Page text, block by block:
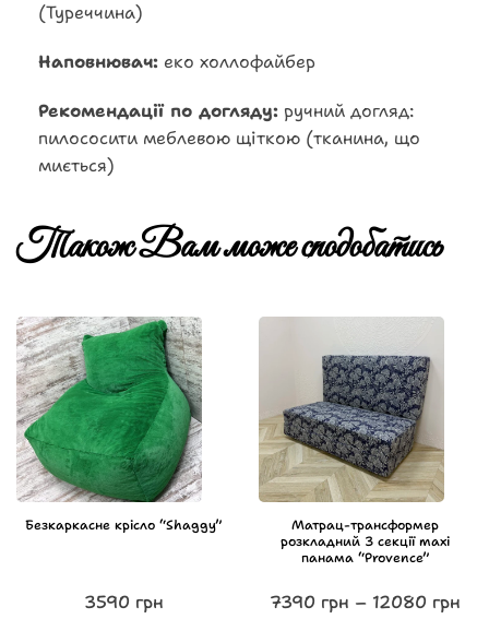
(Туреччина)
Наповнювач: еко холлофайбер
Рекомендації по догляду: ручний догляд:
пилососити меблевою щіткою (тканина, що
миється)
Також Вам може сподобатись
Безкаркасне крісло “Shaggy”
3590 грн
Матрац-трансформер
розкладний 3 секції maxi
панама “Provence”
7390 грн – 12080 грн